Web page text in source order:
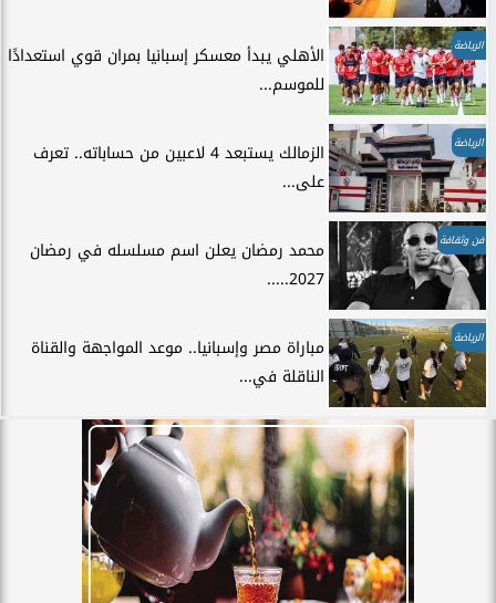
الرياضة
الأهلي يبدأ معسكر إسبانيا بمران قوي استعدادًا
للموسم...
الرياضة
الزمالك يستبعد 4 لاعبين من حساباته.. تعرف
على...
فن وثقافة
محمد رمضان يعلن اسم مسلسله في رمضان
2027.....
الرياضة
مباراة مصر وإسبانيا.. موعد المواجهة والقناة
الناقلة في...